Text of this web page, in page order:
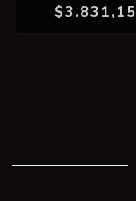
$3.831,15